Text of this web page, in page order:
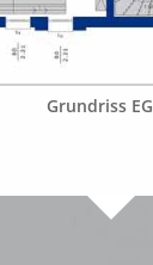
Grundriss EG